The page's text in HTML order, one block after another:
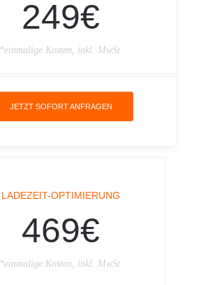
249€
*einmalige Kosten, inkl. MwSt.
JETZT SOFORT ANFRAGEN
LADEZEIT-OPTIMIERUNG
469€
*einmalige Kosten, inkl. MwSt.